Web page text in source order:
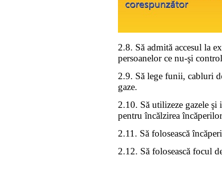
2.8. Să admită accesul la
persoanelor ce nu-şi
2.9. Să lege funii, cabluri
gaze.
2.10. Să utilizeze gazele şi
pentru încălzirea
2.11. Să folosească
2.12. Să folosească focul